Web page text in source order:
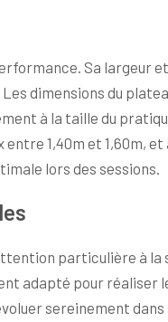
Sa largeur
dimensions du
à la taille du
1,40m et 1,60m,
lors des sessions.
particulière à la
adapté pour réaliser
sereinement